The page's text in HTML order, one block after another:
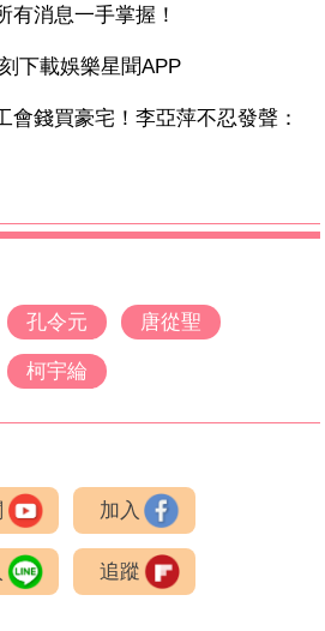
消息一手掌握！
下載娛樂星聞APP
會錢買豪宅！李亞萍不忍發聲：
孔令元 唐從聖
柯宇綸
加入
追蹤